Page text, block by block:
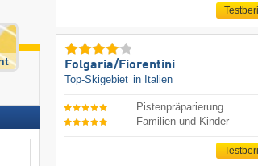
Folgaria/​Fiorentini
Top-Skigebiet in Italien
Pistenpräparierung
Familien und Kinder